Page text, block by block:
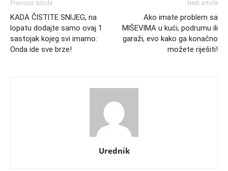
Previous article
KADA ČlSTlTE SNlJEG, na
lopatu dodajte samo ovaj 1
sastojak kojeg svi imamo:
Onda ide sve brze!
Next article
Ako imate problem sa
MlŠEVlMA u kući, podrumu ili
garaži, evo kako ga konačno
možete riješiti!
Urednik